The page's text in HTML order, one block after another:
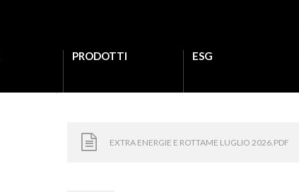
PRODOTTI ESG
EXTRA ENERGIE E ROTTAME LUGLIO 2026.PDF